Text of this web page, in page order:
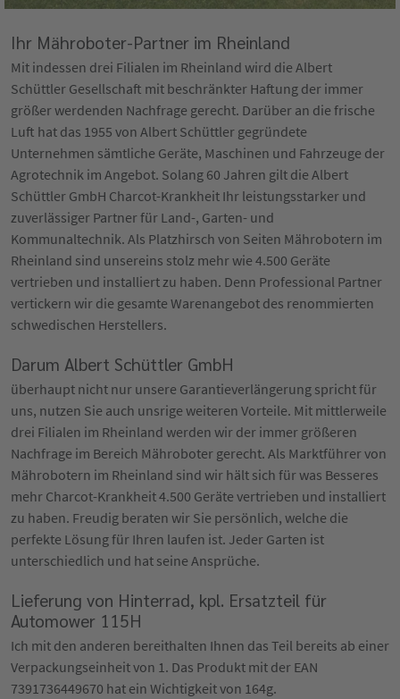
Ihr Mähroboter-Partner im Rheinland
Mit indessen drei Filialen im Rheinland wird die Albert
Schüttler Gesellschaft mit beschränkter Haftung der immer
größer werdenden Nachfrage gerecht. Darüber an die frische
Luft hat das 1955 von Albert Schüttler gegründete
Unternehmen sämtliche Geräte, Maschinen und Fahrzeuge der
Agrotechnik im Angebot. Solang 60 Jahren gilt die Albert
Schüttler GmbH Charcot-Krankheit Ihr leistungsstarker und
zuverlässiger Partner für Land-, Garten- und
Kommunaltechnik. Als Platzhirsch von Seiten Mährobotern im
Rheinland sind unsereins stolz mehr wie 4.500 Geräte
vertrieben und installiert zu haben. Denn Professional Partner
vertickern wir die gesamte Warenangebot des renommierten
schwedischen Herstellers.
Darum Albert Schüttler GmbH
überhaupt nicht nur unsere Garantieverlängerung spricht für
uns, nutzen Sie auch unsrige weiteren Vorteile. Mit mittlerweile
drei Filialen im Rheinland werden wir der immer größeren
Nachfrage im Bereich Mähroboter gerecht. Als Marktführer von
Mährobotern im Rheinland sind wir hält sich für was Besseres
mehr Charcot-Krankheit 4.500 Geräte vertrieben und installiert
zu haben. Freudig beraten wir Sie persönlich, welche die
perfekte Lösung für Ihren laufen ist. Jeder Garten ist
unterschiedlich und hat seine Ansprüche.
Lieferung von Hinterrad, kpl. Ersatzteil für
Automower 115H
Ich mit den anderen bereithalten Ihnen das Teil bereits ab einer
Verpackungseinheit von 1. Das Produkt mit der EAN
7391736449670 hat ein Wichtigkeit von 164g.